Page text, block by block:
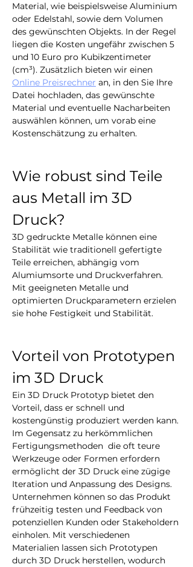
Material, wie beispielsweise Aluminium
oder Edelstahl, sowie dem Volumen
des gewünschten Objekts. In der Regel
liegen die Kosten ungefähr zwischen 5
und 10 Euro pro Kubikzentimeter
(cm³). Zusätzlich bieten wir einen
Online Preisrechner an, in den Sie Ihre
Datei hochladen, das gewünschte
Material und eventuelle Nacharbeiten
auswählen können, um vorab eine
Kostenschätzung zu erhalten.
Wie robust sind Teile
aus Metall im 3D
Druck?
3D gedruckte Metalle können eine
Stabilität wie traditionell gefertigte
Teile erreichen, abhängig vom
Alumiumsorte und Druckverfahren.
Mit geeigneten Metalle und
optimierten Druckparametern erzielen
sie hohe Festigkeit und Stabilität.
Vorteil von Prototypen
im 3D Druck
Ein 3D Druck Prototyp bietet den
Vorteil, dass er schnell und
kostengünstig produziert werden kann.
Im Gegensatz zu herkömmlichen
Fertigungsmethoden  die oft teure
Werkzeuge oder Formen erfordern
ermöglicht der 3D Druck eine zügige
Iteration und Anpassung des Designs.
Unternehmen können so das Produkt
frühzeitig testen und Feedback von
potenziellen Kunden oder Stakeholdern
einholen. Mit verschiedenen
Materialien lassen sich Prototypen
durch 3D Druck herstellen, wodurch